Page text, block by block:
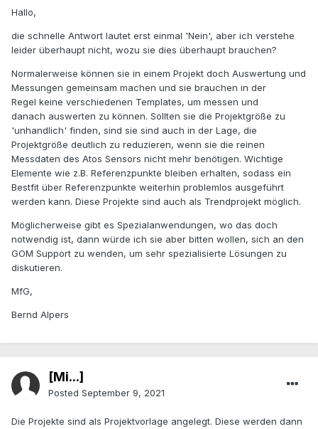
Hallo,
die schnelle Antwort lautet erst einmal 'Nein', aber ich verstehe
leider überhaupt nicht, wozu sie dies überhaupt brauchen?
Normalerweise können sie in einem Projekt doch Auswertung und
Messungen gemeinsam machen und sie brauchen in der
Regel keine verschiedenen Templates, um messen und
danach auswerten zu können. Sollten sie die Projektgröße zu
'unhandlich' finden, sind sie sind auch in der Lage, die
Projektgröße deutlich zu reduzieren, wenn sie die reinen
Messdaten des Atos Sensors nicht mehr benötigen. Wichtige
Elemente wie z.B. Referenzpunkte bleiben erhalten, sodass ein
Bestfit über Referenzpunkte weiterhin problemlos ausgeführt
werden kann. Diese Projekte sind auch als Trendprojekt möglich.
Möglicherweise gibt es Spezialanwendungen, wo das doch
notwendig ist, dann würde ich sie aber bitten wollen, sich an den
GOM Support zu wenden, um sehr spezialisierte Lösungen zu
diskutieren.
MfG,
Bernd Alpers
[Mi...]
Posted September 9, 2021
Die Projekte sind als Projektvorlage angelegt. Diese werden dann